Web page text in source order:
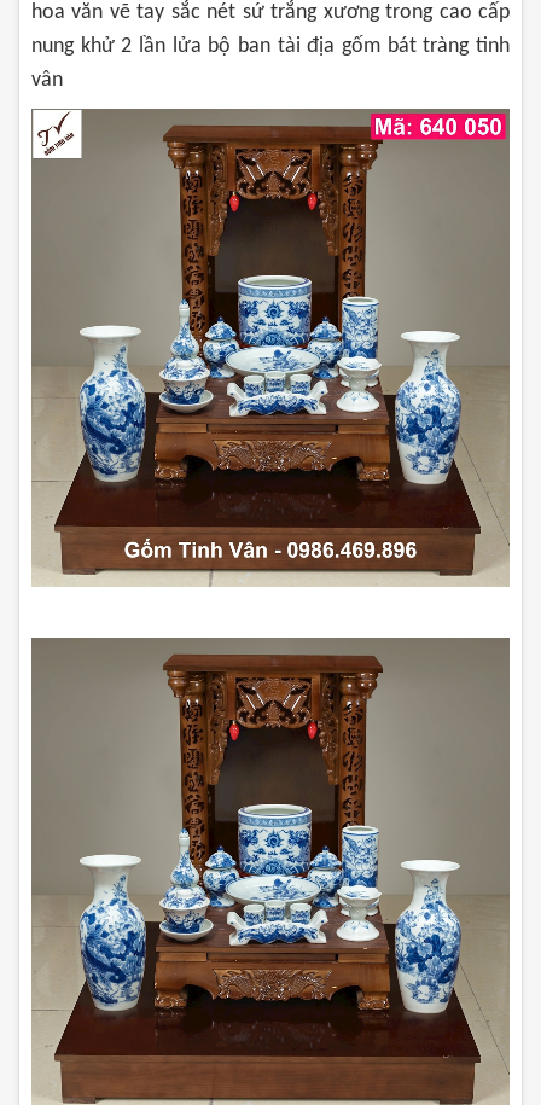
hoa văn vẽ tay sắc nét sứ trắng xương trong cao cấp
nung khử 2 lần lửa bộ ban tài địa gốm bát tràng tinh
vân